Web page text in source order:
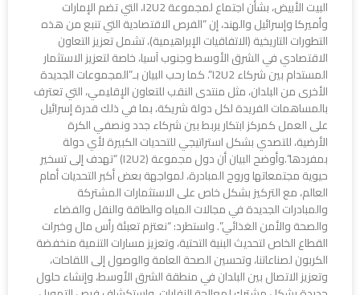
البيت الأبيض، بشأن اجتماع لمجموعة I2U2، التي تضم الإمارات
وأميركا وإسرائيل والهند، إن “الفرص الاقتصادية التي تنبع من هذه
التطورات التاريخية (الاتفاقيات الإبراهيمية)، تشمل تعزيز التعاون
الاقتصادي في الشرق الأوسط وجنوب آسيا، خاصة لتعزيز الاستثمار
المستدام بين شركاء I2U2”. كما رحب البيان بـ”المجموعات الجديدة
الأخرى من البلدان، مثل منتدى النقب للتعاون الإقليمي، التي تعترف
بالمساهمات الفريدة لكل دولة شريكة، بما في ذلك قدرة إسرائيل
على العمل كمركز ابتكار يربط بين شركاء جدد ونصفي الكرة
الأرضية، للتصدي بشكل استراتيجي للتحديات الكبيرة لأي دولة
بمفردها”.وأوضح البيان أن دول مجموعة (I2U2) “تهدف إلى تسخير
حيوية مجتمعاتها وروح المبادرة، لمواجهة بعض أكبر التحديات أمام
العالم، مع التركيز بشكل خاص على الاستثمارات المشتركة
والمبادرات الجديدة في مجالات المياه والطاقة والنقل والفضاء
والصحة والأمن الغذائي”. واستطرد: “نعتزم تعبئة رأس مال وخبرات
القطاع الخاص لتحديث البنية التحتية، وتعزيز مسارات التنمية منخفضة
الكربون لصناعاتنا، وتحسين الصحة العامة والوصول إلى اللقاحات،
وتعزيز الاتصال بين البلدان في منطقة الشرق الأوسط، وإنشاء حلول